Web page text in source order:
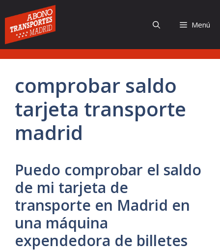
al
contenido
Menú
comprobar saldo
tarjeta transporte
madrid
Puedo comprobar el saldo
de mi tarjeta de
transporte en Madrid en
una máquina
expendedora de billetes